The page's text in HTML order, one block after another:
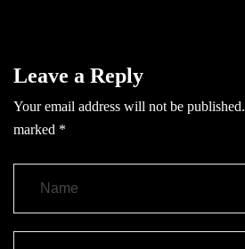
Leave a Reply
Your email address will not be published.
marked *